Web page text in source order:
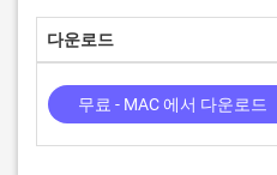
다운로드
무료 - MAC 에서 다운로드